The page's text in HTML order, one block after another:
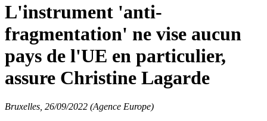
L'instrument 'anti-
fragmentation' ne vise aucun
pays de l'UE en particulier,
assure Christine Lagarde
Bruxelles, 26/09/2022 (Agence Europe)